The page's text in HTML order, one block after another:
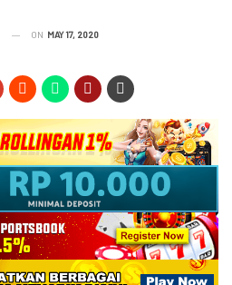
ON MAY 17, 2020